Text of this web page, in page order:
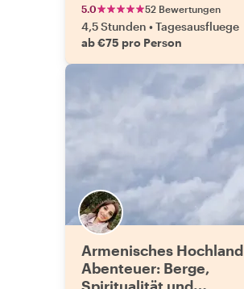
5.0 52 Bewertungen
4,5 Stunden •Tagesausfluege
ab €75 pro Person
Armenisches Hochland
Abenteuer: Berge,